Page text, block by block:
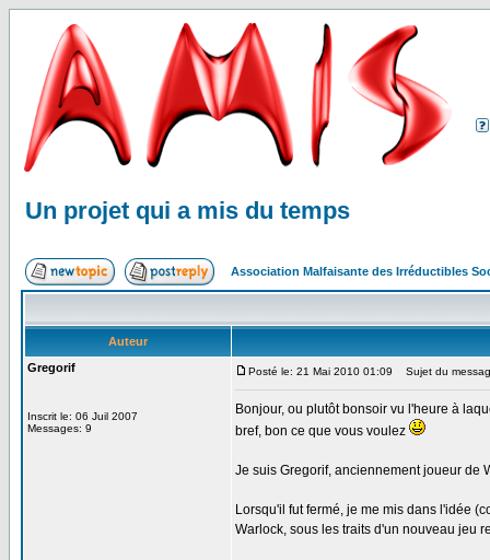
Un projet qui a mis du temps
Association Malfaisante des Irréductibles
Auteur
Gregorif
Inscrit le: 06 Juil 2007
Messages: 9
Posté le: 21 Mai 2010 01:09 Sujet du
Bonjour, ou plutôt bonsoir vu l'heure à
bref, bon ce que vous voulez
Je suis Gregorif, anciennement joueur de
Lorsqu'il fut fermé, je me mis dans l'idée
Warlock, sous les traits d'un nouveau jeu